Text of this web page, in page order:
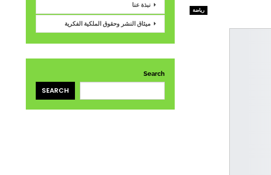
رياضة
نبذة عنا
ميثاق النشر وحقوق الملكية الفكرية
Search
SEARCH